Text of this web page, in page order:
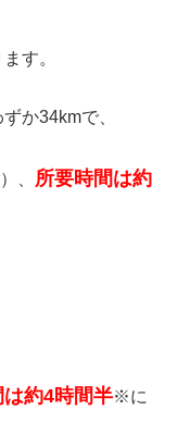
す。
か34kmで、
、 所要時間は約
約4時間半※に